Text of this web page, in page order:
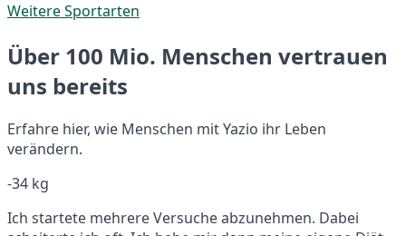
Weitere Sportarten
Über 100 Mio. Menschen vertrauen
uns bereits
Erfahre hier, wie Menschen mit Yazio ihr Leben
verändern.
-34 kg
Ich startete mehrere Versuche abzunehmen. Dabei